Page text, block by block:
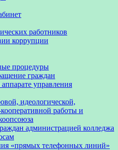
работников
коррупции
процедуры
граждан
управления
идеологической,
работы и
администрацией колледжа
«прямых телефонных линий»